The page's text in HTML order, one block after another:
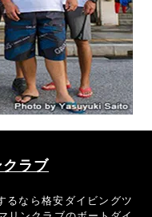
ラブ
るなら格安ダイビングツ